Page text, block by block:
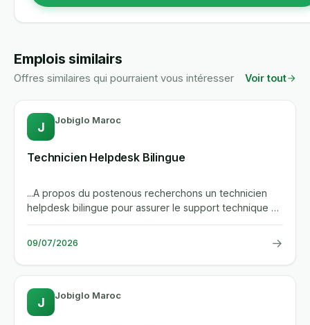
Emplois similairs
Offres similaires qui pourraient vous intéresser Voir tout
J Jobiglo Maroc
Technicien Helpdesk Bilingue
...A propos du postenous recherchons un technicien
helpdesk bilingue pour assurer le support technique et
fonctionnel des...
09/07/2026 →
J Jobiglo Maroc